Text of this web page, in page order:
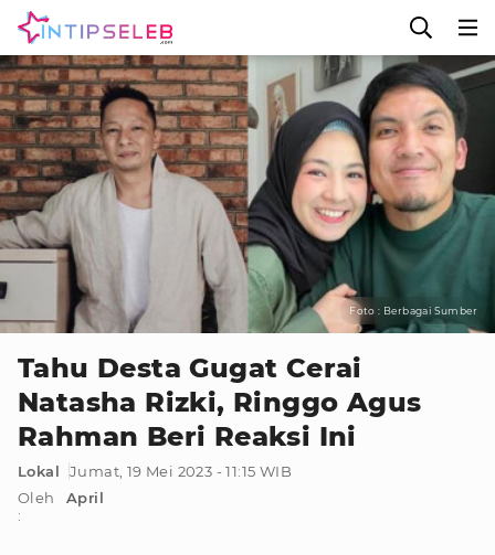
Foto : Berbagai Sumber
Tahu Desta Gugat Cerai
Natasha Rizki, Ringgo Agus
Rahman Beri Reaksi Ini
Lokal
Jumat, 19 Mei 2023 - 11:15 WIB
Oleh
:
April